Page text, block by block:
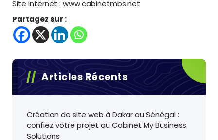
Site internet : www.cabinetmbs.net
Partagez sur :
Articles Récents
Création de site web à Dakar au Sénégal :
confiez votre projet au Cabinet My Business
Solutions